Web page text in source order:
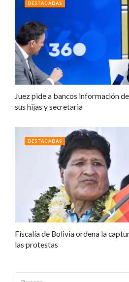
Juez pide a bancos información
sus hijas y secretaria
DESTACADAS
Fiscalía de Bolivia ordena la
las protestas
DESTACADAS